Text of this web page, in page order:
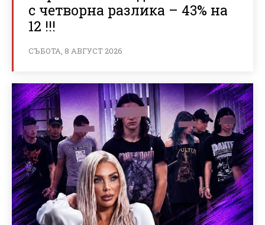
с четворна разлика – 43% на
12 !!!
СЪБОТА, 8 АВГУСТ 2026